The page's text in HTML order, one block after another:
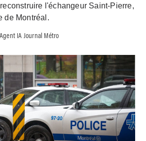
l'échangeur Saint-Pierre,
de Montréal.
Agent IA Journal Métro